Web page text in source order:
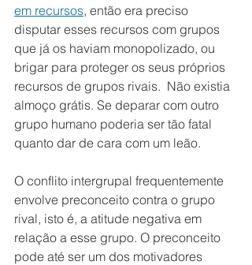
em recursos, então era preciso
disputar esses recursos com grupos
que já os haviam monopolizado, ou
brigar para proteger os seus próprios
recursos de grupos rivais.  Não existia
almoço grátis. Se deparar com outro
grupo humano poderia ser tão fatal
quanto dar de cara com um leão.
O conflito intergrupal frequentemente
envolve preconceito contra o grupo
rival, isto é, a atitude negativa em
relação a esse grupo. O preconceito
pode até ser um dos motivadores